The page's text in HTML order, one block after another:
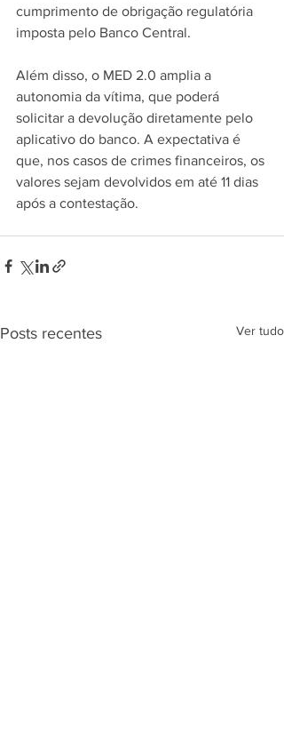
cumprimento de obrigação regulatória
imposta pelo Banco Central.
Além disso, o MED 2.0 amplia a
autonomia da vítima, que poderá
solicitar a devolução diretamente pelo
aplicativo do banco. A expectativa é
que, nos casos de crimes financeiros, os
valores sejam devolvidos em até 11 dias
após a contestação.
Posts recentes Ver tudo